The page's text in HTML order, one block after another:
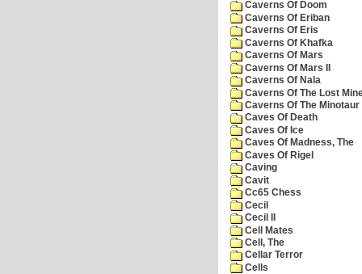
Caverns Of Doom
Caverns Of Eriban
Caverns Of Eris
Caverns Of Khafka
Caverns Of Mars
Caverns Of Mars II
Caverns Of Nala
Caverns Of The Lost
Caverns Of The Minotaur
Caves Of Death
Caves Of Ice
Caves Of Madness, The
Caves Of Rigel
Caving
Cavit
Cc65 Chess
Cecil
Cecil II
Cell Mates
Cell, The
Cellar Terror
Cells